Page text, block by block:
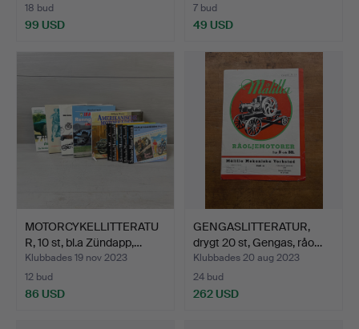
18 bud
99 USD
7 bud
49 USD
MOTORCYKELLITTERATU
R, 10 st, bl.a Zündapp,…
Klubbades 19 nov 2023
12 bud
86 USD
GENGASLITTERATUR,
drygt 20 st, Gengas, råo…
Klubbades 20 aug 2023
24 bud
262 USD